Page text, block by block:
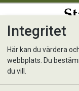
Grimma
Integritet
Här kan du värdera
webbplats. Du
du vill.